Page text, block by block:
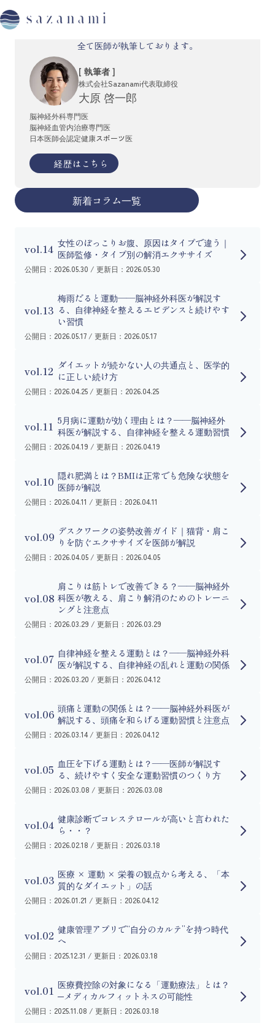
全て医師が執筆しております。
[ 執筆者 ]
株式会社Sazanami代表取締役
大原 啓一郎
脳神経外科専門医
脳神経血管内治療専門医
日本医師会認定健康スポーツ医
経歴はこちら
新着コラム一覧
vol.14 女性のぽっこりお腹、原因はタイプで違う｜
医師監修・タイプ別の解消エクササイズ
公開日：2026.05.30 / 更新日：2026.05.30
vol.13
梅雨だると運動——脳神経外科医が解説す
る、自律神経を整えるエビデンスと続けやす
い習慣
公開日：2026.05.17 / 更新日：2026.05.17
vol.12 ダイエットが続かない人の共通点と、医学的
に正しい続け方
公開日：2026.04.25 / 更新日：2026.04.25
vol.11 5月病に運動が効く理由とは？——脳神経外
科医が解説する、自律神経を整える運動習慣
公開日：2026.04.19 / 更新日：2026.04.19
vol.10 隠れ肥満とは？BMIは正常でも危険な状態を
医師が解説
公開日：2026.04.11 / 更新日：2026.04.11
vol.09 デスクワークの姿勢改善ガイド｜猫背・肩こ
りを防ぐエクササイズを医師が解説
公開日：2026.04.05 / 更新日：2026.04.05
vol.08
肩こりは筋トレで改善できる？——脳神経外
科医が教える、肩こり解消のためのトレーニ
ングと注意点
公開日：2026.03.29 / 更新日：2026.03.29
vol.07 自律神経を整える運動とは？——脳神経外科
医が解説する、自律神経の乱れと運動の関係
公開日：2026.03.20 / 更新日：2026.04.12
vol.06 頭痛と運動の関係とは？——脳神経外科医が
解説する、頭痛を和らげる運動習慣と注意点
公開日：2026.03.14 / 更新日：2026.04.12
vol.05 血圧を下げる運動とは？——医師が解説す
る、続けやすく安全な運動習慣のつくり方
公開日：2026.03.08 / 更新日：2026.03.08
vol.04 健康診断でコレステロールが高いと言われた
ら・・？
公開日：2026.02.18 / 更新日：2026.03.18
vol.03 医療 × 運動 × 栄養の観点から考える、「本
質的なダイエット」の話
公開日：2026.01.21 / 更新日：2026.04.12
vol.02 健康管理アプリで“自分のカルテ”を持つ時代
へ
公開日：2025.12.31 / 更新日：2026.03.18
vol.01 医療費控除の対象になる「運動療法」とは？
─メディカルフィットネスの可能性
公開日：2025.11.08 / 更新日：2026.03.18